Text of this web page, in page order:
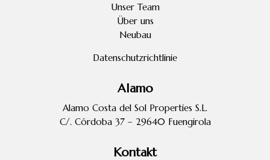
Unser Team
Über uns
Neubau
Datenschutzrichtlinie
Alamo
Alamo Costa del Sol Properties S.L.
C/. Córdoba 37 – 29640 Fuengirola
Kontakt